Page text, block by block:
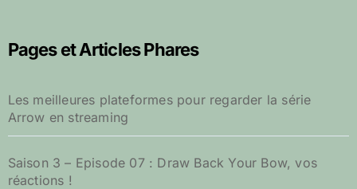
r
c
e
r
Pages et Articles Phares
Les meilleures plateformes pour regarder la série
Arrow en streaming
Saison 3 – Episode 07 : Draw Back Your Bow, vos
réactions !